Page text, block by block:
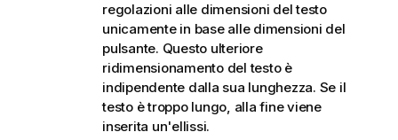
regolazioni alle dimensioni del testo
unicamente in base alle dimensioni del
pulsante. Questo ulteriore
ridimensionamento del testo è
indipendente dalla sua lunghezza. Se il
testo è troppo lungo, alla fine viene
inserita un'ellissi.